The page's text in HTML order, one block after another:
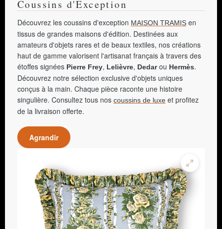
Coussins d'Exception
Découvrez les coussins d'exception MAISON TRAMIS en
tissus de grandes maisons d'édition. Destinées aux
amateurs d'objets rares et de beaux textiles, nos créations
haut de gamme valorisent l'artisanat français à travers des
étoffes signées Pierre Frey, Lelièvre, Dedarou Hermès.
Découvrez notre sélection exclusive d'objets uniques
conçus à la main. Chaque pièce raconte une histoire
singulière. Consultez tous nos coussins de luxe et profitez
de la livraison offerte.
Agrandir